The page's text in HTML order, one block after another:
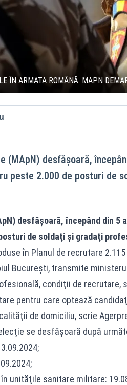
ÎN ARMATA ROMÂNĂ. MAPN
(MApN) desfăşoară,
peste 2.000 de posturi de
desfăşoară, începând din 5
de soldaţi şi gradaţi
în Planul de recrutare
Bucureşti, transmite
condiţii de recrutare,
pentru care optează
de domiciliu, scrie
se desfăşoară după
unităţile sanitare militare: